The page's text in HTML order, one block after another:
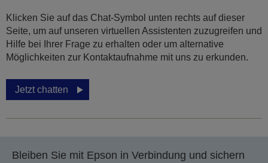
Klicken Sie auf das Chat-Symbol unten rechts auf dieser
Seite, um auf unseren virtuellen Assistenten zuzugreifen und
Hilfe bei Ihrer Frage zu erhalten oder um alternative
Möglichkeiten zur Kontaktaufnahme mit uns zu erkunden.
Jetzt chatten
Bleiben Sie mit Epson in Verbindung und sichern